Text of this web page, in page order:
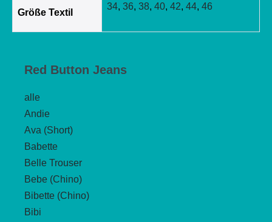
Größe Textil
34, 36, 38, 40, 42, 44, 46
Red Button Jeans
alle
Andie
Ava (Short)
Babette
Belle Trouser
Bebe (Chino)
Bibette (Chino)
Bibi